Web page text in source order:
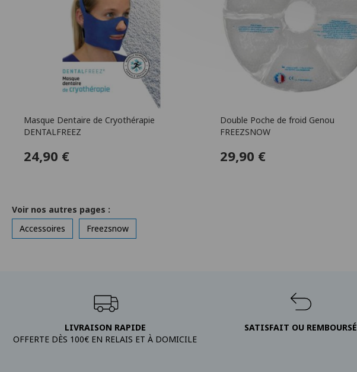
Masque Dentaire de Cryothérapie
DENTALFREEZ
24,90 €
Double Poche de froid Genou
FREEZSNOW
29,90 €
Voir nos autres pages :
Accessoires
Freezsnow
LIVRAISON RAPIDE
OFFERTE DÈS 100€ EN RELAIS ET À DOMICILE
SATISFAIT OU REMBOURSÉ